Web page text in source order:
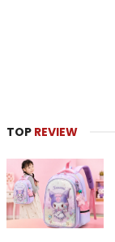
TOP REVIEW